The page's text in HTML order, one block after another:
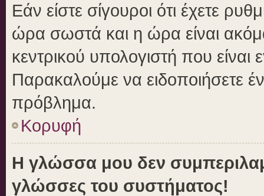
Εάν είστε σίγουροι ότι έχετε
ώρα σωστά και η ώρα είναι
κεντρικού υπολογιστή που
Παρακαλούμε να ειδοποιήσετε
πρόβλημα.
Κορυφή
Η γλώσσα μου δεν
γλώσσες του συστήματος!